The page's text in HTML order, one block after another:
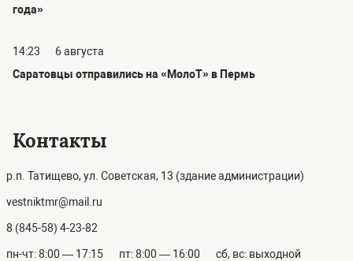
года»
14:23
6 августа
Саратовцы отправились на «МолоТ» в Пермь
Контакты
р.п. Татищево, ул. Советская, 13 (здание администрации)
vestniktmr@mail.ru
8 (845-58) 4-23-82
пн-чт: 8:00 — 17:15 пт: 8:00 — 16:00 сб, вс: выходной